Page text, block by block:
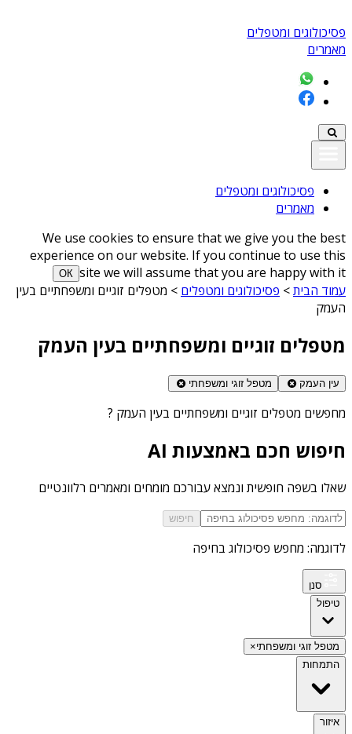
פסיכולוגים ומטפלים
מאמרים
פסיכולוגים ומטפלים
מאמרים
We use cookies to ensure that we give you the best
experience on our website. If you continue to use this
site we will assume that you are happy with it
ОК
עמוד הבית> פסיכולוגים ומטפלים > מטפלים זוגיים ומשפחתיים בעין
העמק
מטפלים זוגיים ומשפחתיים בעין העמק
עין העמק מטפל זוגי ומשפחתי
מחפשים מטפלים זוגיים ומשפחתיים בעין העמק ?
חיפוש חכם באמצעות AI
שאלו בשפה חופשית ונמצא עבורכם מומחים ומאמרים רלוונטיים
חיפוש
לדוגמה: מחפש פסיכולוג בחיפה
סנן
טיפול
מטפל זוגי ומשפחתי×
התמחות
איזור